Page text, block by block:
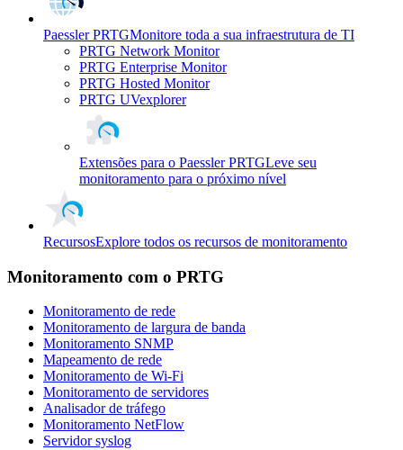
Paessler PRTGMonitore toda a sua infraestrutura de TI
PRTG Network Monitor
PRTG Enterprise Monitor
PRTG Hosted Monitor
PRTG UVexplorer
Extensões para o Paessler PRTGLeve seu
monitoramento para o próximo nível
RecursosExplore todos os recursos de monitoramento
Monitoramento com o PRTG
Monitoramento de rede
Monitoramento de largura de banda
Monitoramento SNMP
Mapeamento de rede
Monitoramento de Wi-Fi
Monitoramento de servidores
Analisador de tráfego
Monitoramento NetFlow
Servidor syslog